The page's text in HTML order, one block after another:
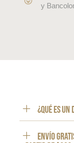
y
¿Qué es
ENVÍO